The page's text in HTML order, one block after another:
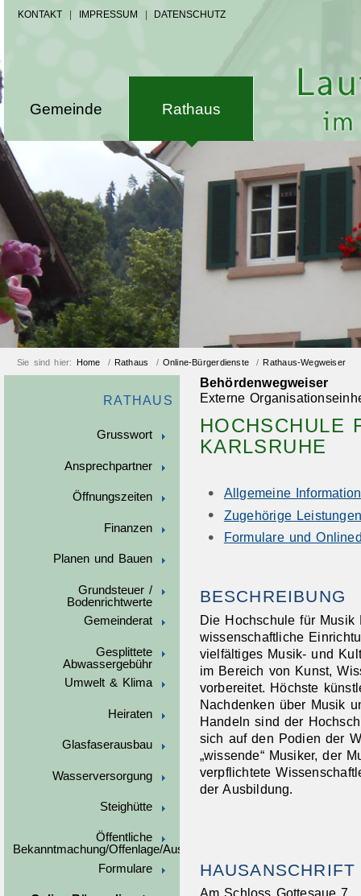
KONTAKT IMPRESSUM DATENSCHUTZ
Gemeinde Rathaus
Sie sind hier: Home / Rathaus / Online-Bürgerdienste / Rathaus-Wegweiser
RATHAUS
Grusswort
Ansprechpartner
Öffnungszeiten
Finanzen
Planen und Bauen
Grundsteuer /
Bodenrichtwerte
Gemeinderat
Gesplittete
Abwassergebühr
Umwelt & Klima
Heiraten
Glasfaserausbau
Wasserversorgung
Steighütte
Öffentliche
Bekanntmachung/Offenlage/Ausschreibungen
Formulare
Behördenwegweiser
Externe
HOCHSCHULE
KARLSRUHE
Allgemeine
Zugehörige
Formulare und
BESCHREIBUNG
Die Hochschule für
wissenschaftliche
vielfältiges Musik- und
im Bereich von Kunst,
vorbereitet. Höchste
Nachdenken über Musik
Handeln sind der
sich auf den Podien der
„wissende“ Musiker, der
verpflichtete
der Ausbildung.
HAUSANSCHRIFT
Am Schloss Gottesaue 7